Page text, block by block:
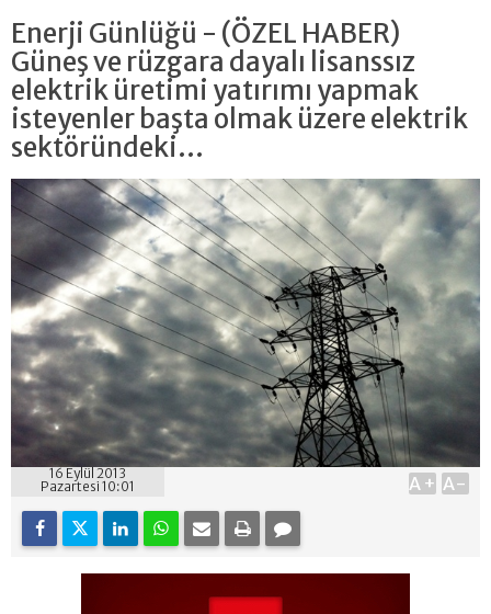
Enerji Günlüğü - (ÖZEL HABER)
Güneş ve rüzgara dayalı lisanssız
elektrik üretimi yatırımı yapmak
isteyenler başta olmak üzere elektrik
sektöründeki...
16 Eylül 2013
Pazartesi 10:01
A+ A-